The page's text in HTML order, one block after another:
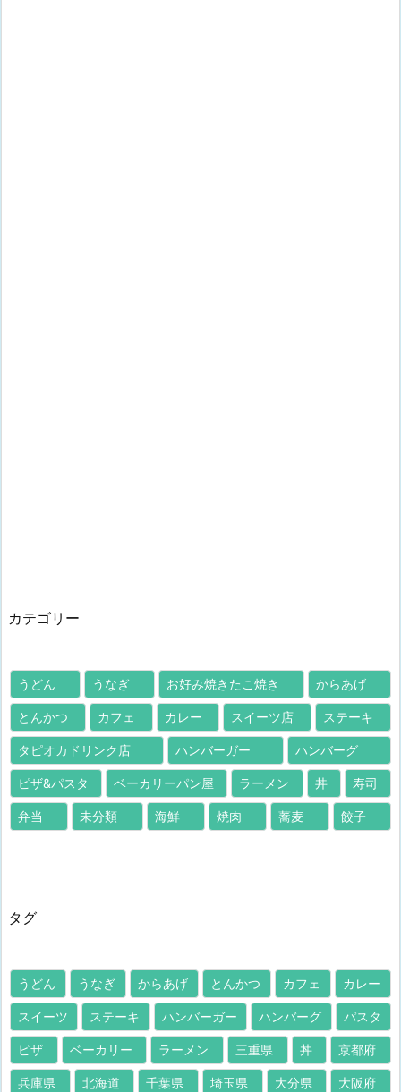
カテゴリー
うどん うなぎ お好み焼きたこ焼き からあげ
とんかつ カフェ カレー スイーツ店 ステーキ
タピオカドリンク店 ハンバーガー ハンバーグ
ピザ&パスタ ベーカリーパン屋 ラーメン 丼 寿司
弁当 未分類 海鮮 焼肉 蕎麦 餃子
タグ
うどん うなぎ からあげ とんかつ カフェ カレー
スイーツ ステーキ ハンバーガー ハンバーグ パスタ
ピザ ベーカリー ラーメン 三重県 丼 京都府
兵庫県 北海道 千葉県 埼玉県 大分県 大阪府